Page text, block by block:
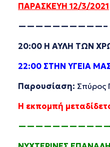
ΠΑΡΑΣΚΕΥΗ 12/3/2021
——————————–
20:00 Η ΑΥΛΗ ΤΩΝ
22:00 ΣΤΗΝ ΥΓΕΙΑ
Παρουσίαση: Σπύρος
Η εκπομπή
———————————